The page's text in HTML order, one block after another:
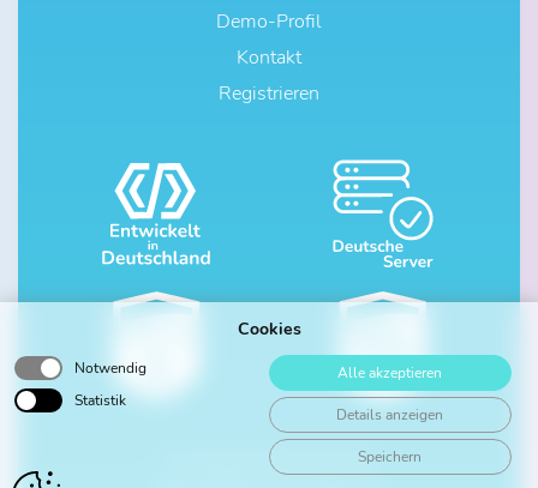
Cookies
Notwendig
Statistik
Alle akzeptieren
Details anzeigen
Speichern
Demo-Profil
Kontakt
Registrieren
2026
ratedo.de